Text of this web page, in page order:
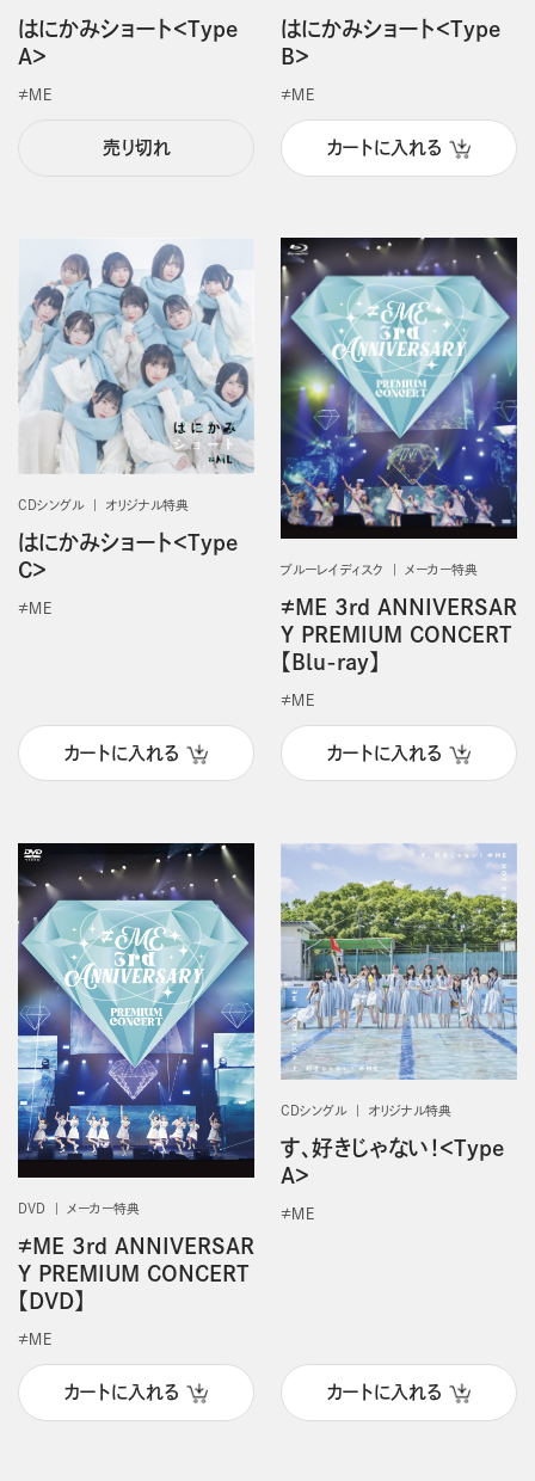
はにかみショート＜Type
A＞
≠ＭＥ
売り切れ
はにかみショート＜Type
B＞
≠ＭＥ
カートに入れる
CDシングル オリジナル特典
はにかみショート＜Type
C＞
≠ＭＥ
カートに入れる
ブルーレイディスク メーカー特典
≠ME 3rd ANNIVERSAR
Y PREMIUM CONCERT
【Blu-ray】
≠ＭＥ
カートに入れる
DVD メーカー特典
≠ME 3rd ANNIVERSAR
Y PREMIUM CONCERT
【DVD】
≠ＭＥ
カートに入れる
CDシングル オリジナル特典
す、好きじゃない！＜Type
A＞
≠ＭＥ
カートに入れる